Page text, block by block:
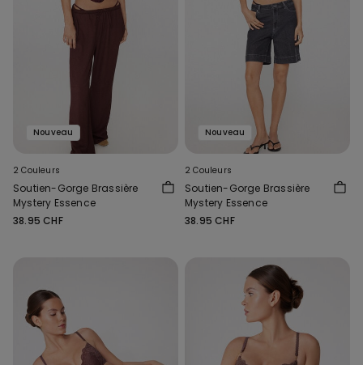
Nouveau
2 Couleurs
Soutien-Gorge Brassière
Mystery Essence
38.95 CHF
Nouveau
2 Couleurs
Soutien-Gorge Brassière
Mystery Essence
38.95 CHF